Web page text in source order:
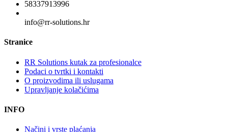
58337913996
info@rr-solutions.hr
Stranice
RR Solutions kutak za profesionalce
Podaci o tvrtki i kontakti
O proizvodima ili uslugama
Upravljanje kolačićima
INFO
Načini i vrste plaćanja